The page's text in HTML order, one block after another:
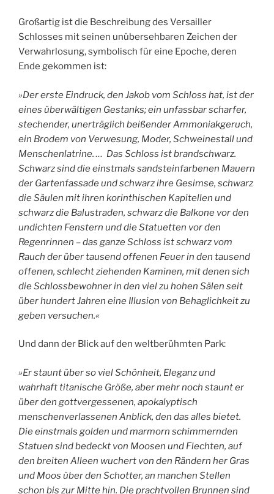
Großartig ist die Beschreibung des Versailler
Schlosses mit seinen unübersehbaren Zeichen der
Verwahrlosung, symbolisch für eine Epoche, deren
Ende gekommen ist:
»Der erste Eindruck, den Jakob vom Schloss hat, ist der
eines überwältigen Gestanks; ein unfassbar scharfer,
stechender, unerträglich beißender Ammoniakgeruch,
ein Brodem von Verwesung, Moder, Schweinestall und
Menschenlatrine. … Das Schloss ist brandschwarz.
Schwarz sind die einstmals sandsteinfarbenen Mauern
der Gartenfassade und schwarz ihre Gesimse, schwarz
die Säulen mit ihren korinthischen Kapitellen und
schwarz die Balustraden, schwarz die Balkone vor den
undichten Fenstern und die Statuetten vor den
Regenrinnen – das ganze Schloss ist schwarz vom
Rauch der über tausend offenen Feuer in den tausend
offenen, schlecht ziehenden Kaminen, mit denen sich
die Schlossbewohner in den viel zu hohen Sälen seit
über hundert Jahren eine Illusion von Behaglichkeit zu
geben versuchen.«
Und dann der Blick auf den weltberühmten Park:
»Er staunt über so viel Schönheit, Eleganz und
wahrhaft titanische Größe, aber mehr noch staunt er
über den gottvergessenen, apokalyptisch
menschenverlassenen Anblick, den das alles bietet.
Die einstmals golden und marmorn schimmernden
Statuen sind bedeckt von Moosen und Flechten, auf
den breiten Alleen wuchert von den Rändern her Gras
und Moos über den Schotter, an manchen Stellen
schon bis zur Mitte hin. Die prachtvollen Brunnen sind